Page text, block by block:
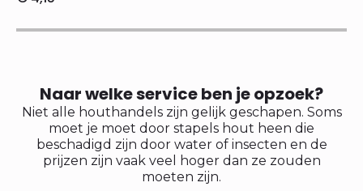
Naar welke service ben je opzoek?
Niet alle houthandels zijn gelijk geschapen. Soms
moet je moet door stapels hout heen die
beschadigd zijn door water of insecten en de
prijzen zijn vaak veel hoger dan ze zouden
moeten zijn.